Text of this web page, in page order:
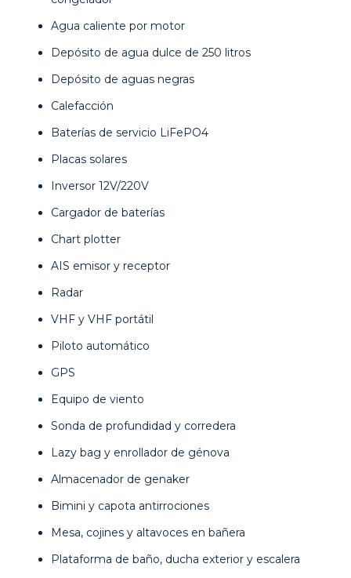
Agua caliente por motor
Depósito de agua dulce de 250 litros
Depósito de aguas negras
Calefacción
Baterías de servicio LiFePO4
Placas solares
Inversor 12V/220V
Cargador de baterías
Chart plotter
AIS emisor y receptor
Radar
VHF y VHF portátil
Piloto automático
GPS
Equipo de viento
Sonda de profundidad y corredera
Lazy bag y enrollador de génova
Almacenador de genaker
Bimini y capota antirrociones
Mesa, cojines y altavoces en bañera
Plataforma de baño, ducha exterior y escalera